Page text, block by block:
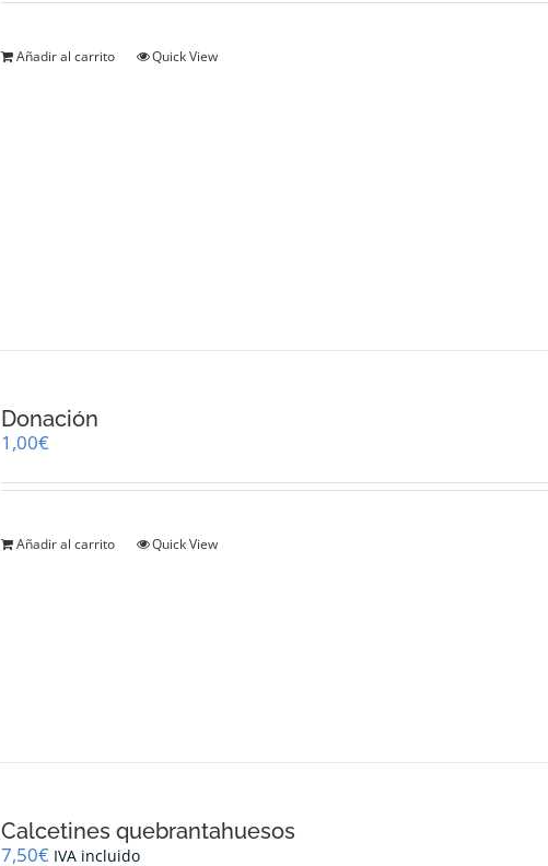
Añadir al carrito Quick View
Donación
1,00€
Añadir al carrito Quick View
Calcetines quebrantahuesos
7,50€ IVA incluido